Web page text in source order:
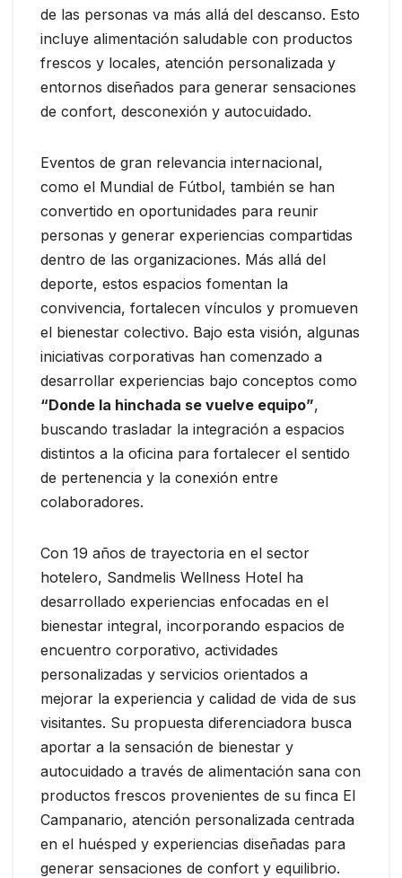
de las personas va más allá del descanso. Esto
incluye alimentación saludable con productos
frescos y locales, atención personalizada y
entornos diseñados para generar sensaciones
de confort, desconexión y autocuidado.
Eventos de gran relevancia internacional,
como el Mundial de Fútbol, también se han
convertido en oportunidades para reunir
personas y generar experiencias compartidas
dentro de las organizaciones. Más allá del
deporte, estos espacios fomentan la
convivencia, fortalecen vínculos y promueven
el bienestar colectivo. Bajo esta visión, algunas
iniciativas corporativas han comenzado a
desarrollar experiencias bajo conceptos como
“Donde la hinchada se vuelve equipo”,
buscando trasladar la integración a espacios
distintos a la oficina para fortalecer el sentido
de pertenencia y la conexión entre
colaboradores.
Con 19 años de trayectoria en el sector
hotelero, Sandmelis Wellness Hotel ha
desarrollado experiencias enfocadas en el
bienestar integral, incorporando espacios de
encuentro corporativo, actividades
personalizadas y servicios orientados a
mejorar la experiencia y calidad de vida de sus
visitantes. Su propuesta diferenciadora busca
aportar a la sensación de bienestar y
autocuidado a través de alimentación sana con
productos frescos provenientes de su finca El
Campanario, atención personalizada centrada
en el huésped y experiencias diseñadas para
generar sensaciones de confort y equilibrio.